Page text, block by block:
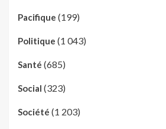
Pacifique (199)
Politique (1 043)
Santé (685)
Social (323)
Société (1 203)